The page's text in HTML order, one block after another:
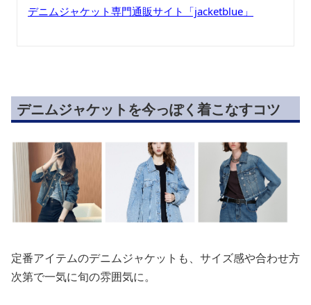
デニムジャケット専門通販サイト「jacketblue」
デニムジャケットを今っぽく着こなすコツ
定番アイテムのデニムジャケットも、サイズ感や合わせ方
次第で一気に旬の雰囲気に。